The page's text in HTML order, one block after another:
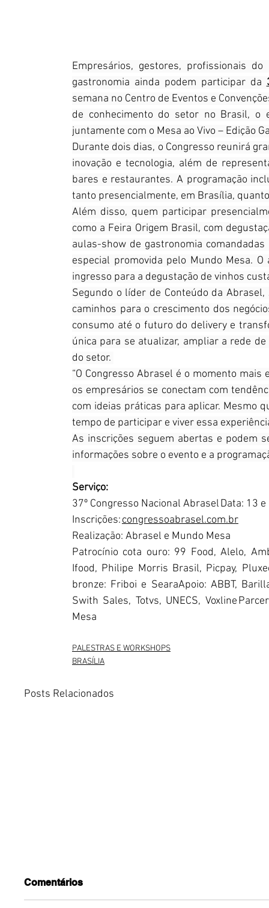
Empresários, gestores, profissionais
gastronomia ainda podem participar da
semana no Centro de Eventos e
de conhecimento do setor no Brasil,
juntamente com o Mesa ao Vivo – Edição
Durante dois dias, o Congresso reunirá
inovação e tecnologia, além de
bares e restaurantes. A programação
tanto presencialmente, em Brasília,
Além disso, quem participar
como a Feira Origem Brasil, com
aulas-show de gastronomia
especial promovida pelo Mundo Mesa.
ingresso para a degustação de vinhos
Segundo o líder de Conteúdo da
caminhos para o crescimento dos
consumo até o futuro do delivery e
única para se atualizar, ampliar a rede
do setor.
“O Congresso Abrasel é o momento
os empresários se conectam com
com ideias práticas para aplicar. Mesmo
tempo de participar e viver essa
As inscrições seguem abertas e podem
informações sobre o evento e a
Serviço:
37º Congresso Nacional Abrasel Data: 13
Inscrições: congressoabrasel.com.br
Realização: Abrasel e Mundo Mesa
Patrocínio cota ouro: 99 Food, Alelo,
Ifood, Philipe Morris Brasil, Picpay,
bronze: Friboi e SearaApoio: ABBT,
Swith Sales, Totvs, UNECS, Voxline
Mesa
PALESTRAS E WORKSHOPS
BRASÍLIA
Posts Relacionados
Comentários